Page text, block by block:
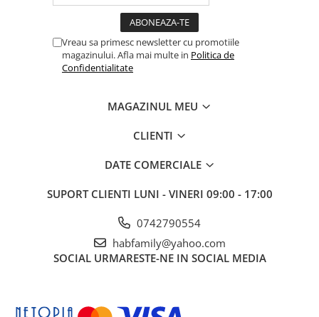
Vreau sa primesc newsletter cu promotiile
magazinului. Afla mai multe in Politica de
Confidentialitate
MAGAZINUL MEU
CLIENTI
DATE COMERCIALE
SUPORT CLIENTI LUNI - VINERI 09:00 - 17:00
0742790554
habfamily@yahoo.com
SOCIAL URMARESTE-NE IN SOCIAL MEDIA